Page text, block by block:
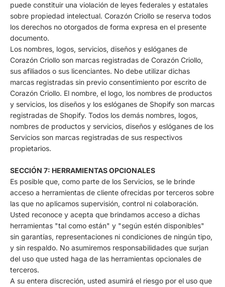
puede constituir una violación de leyes federales y estatales
sobre propiedad intelectual. Corazón Criollo se reserva todos
los derechos no otorgados de forma expresa en el presente
documento.
Los nombres, logos, servicios, diseños y eslóganes de
Corazón Criollo son marcas registradas de Corazón Criollo,
sus afiliados o sus licenciantes. No debe utilizar dichas
marcas registradas sin previo consentimiento por escrito de
Corazón Criollo. El nombre, el logo, los nombres de productos
y servicios, los diseños y los eslóganes de Shopify son marcas
registradas de Shopify. Todos los demás nombres, logos,
nombres de productos y servicios, diseños y eslóganes de los
Servicios son marcas registradas de sus respectivos
propietarios.
SECCIÓN 7: HERRAMIENTAS OPCIONALES
Es posible que, como parte de los Servicios, se le brinde
acceso a herramientas de cliente ofrecidas por terceros sobre
las que no aplicamos supervisión, control ni colaboración.
Usted reconoce y acepta que brindamos acceso a dichas
herramientas "tal como están" y "según estén disponibles"
sin garantías, representaciones ni condiciones de ningún tipo,
y sin respaldo. No asumiremos responsabilidades que surjan
del uso que usted haga de las herramientas opcionales de
terceros.
A su entera discreción, usted asumirá el riesgo por el uso que